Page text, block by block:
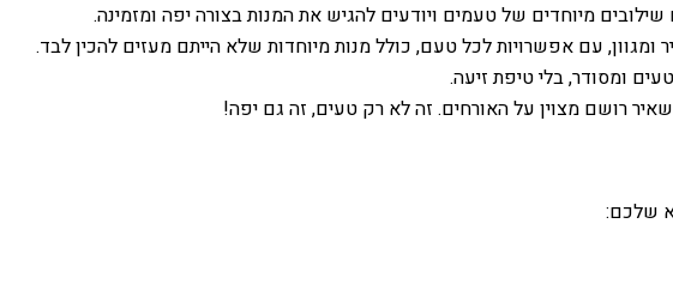
מיוחדים של טעמים ויודעים להגיש את המנות בצורה יפה ומזמינה.
עם אפשרויות לכל טעם, כולל מנות מיוחדות שלא הייתם מעזים להכין לבד.
ומסודר, בלי טיפת זיעה.
רושם מצוין על האורחים. זה לא רק טעים, זה גם יפה!
שלכם: